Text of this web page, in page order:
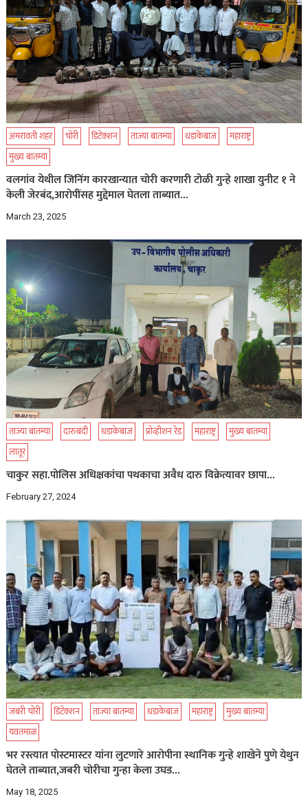
अमरावती शहर चोरी डिटेक्शन ताज्या बातम्या धडाकेबाज
महाराष्ट्र
मुख्य बातम्या
वलगांव येथील जिनिंग कारखान्यात चोरी करणारी टोळी गुन्हे शाखा युनीट १ ने
केली जेरबंद,आरोपींसह मुद्देमाल घेतला ताब्यात…
March 23, 2025
ताज्या बातम्या दारुबंदी धडाकेबाज प्रोव्हीशन रेड महाराष्ट्र
मुख्य बातम्या
लातूर
चाकुर सहा.पोलिस अधिक्षकांचा पथकाचा अवैध दारु विक्रेत्यावर छापा…
February 27, 2024
जबरी चोरी डिटेक्शन ताज्या बातम्या धडाकेबाज महाराष्ट्र
मुख्य बातम्या
यवतमाळ
भर रस्त्यात पोस्टमास्टर यांना लुटणारे आरोपीना स्थानिक गुन्हे शाखेने पुणे येथुन
घेतले ताब्यात,जबरी चोरीचा गुन्हा केला उघड…
May 18, 2025